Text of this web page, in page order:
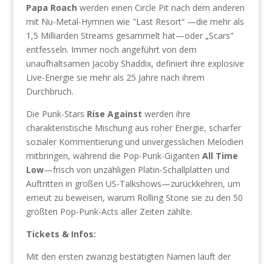
Papa Roach werden einen Circle Pit nach dem anderen
mit Nu-Metal-Hymnen wie "Last Resort“ —die mehr als
1,5 Milliarden Streams gesammelt hat—oder „Scars"
entfesseln. Immer noch angeführt von dem
unaufhaltsamen Jacoby Shaddix, definiert ihre explosive
Live-Energie sie mehr als 25 Jahre nach ihrem
Durchbruch.
Die Punk-Stars Rise Against werden ihre
charakteristische Mischung aus roher Energie, scharfer
sozialer Kommentierung und unvergesslichen Melodien
mitbringen, während die Pop-Punk-Giganten All Time
Low—frisch von unzähligen Platin-Schallplatten und
Auftritten in großen US-Talkshows—zurückkehren, um
erneut zu beweisen, warum Rolling Stone sie zu den 50
größten Pop-Punk-Acts aller Zeiten zählte.
Tickets & Infos:
Mit den ersten zwanzig bestätigten Namen läuft der